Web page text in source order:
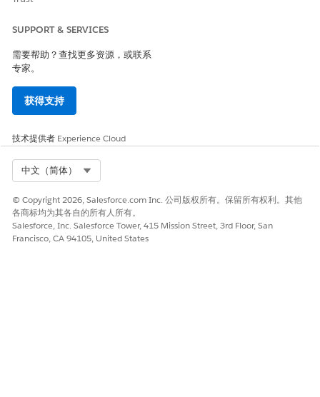
SUPPORT & SERVICES
需要帮助？查找更多资源，或联系
专家。
获得支持
技术提供者 Experience Cloud
中文（简体）
© Copyright 2026, Salesforce.com Inc. 公司版权所有。保留所有权利。其他
各商标均为其各自的所有人所有。
Salesforce, Inc. Salesforce Tower, 415 Mission Street, 3rd Floor, San
Francisco, CA 94105, United States